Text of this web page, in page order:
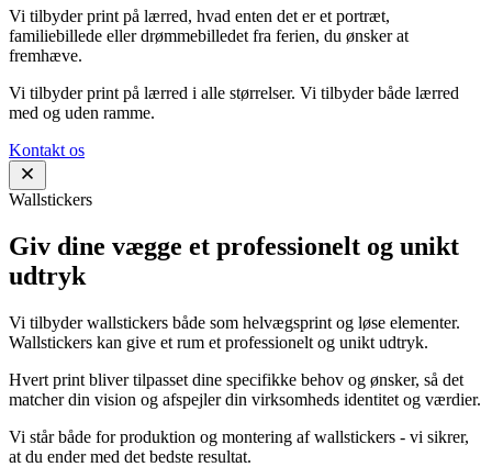
Vi tilbyder print på lærred, hvad enten det er et portræt,
familiebillede eller drømmebilledet fra ferien, du ønsker at
fremhæve.
Vi tilbyder print på lærred i alle størrelser. Vi tilbyder både lærred
med og uden ramme.
Kontakt os
Wallstickers
Giv dine vægge et professionelt og unikt
udtryk
Vi tilbyder wallstickers både som helvægsprint og løse elementer.
Wallstickers kan give et rum et professionelt og unikt udtryk.
Hvert print bliver tilpasset dine specifikke behov og ønsker, så det
matcher din vision og afspejler din virksomheds identitet og værdier.
Vi står både for produktion og montering af wallstickers - vi sikrer,
at du ender med det bedste resultat.